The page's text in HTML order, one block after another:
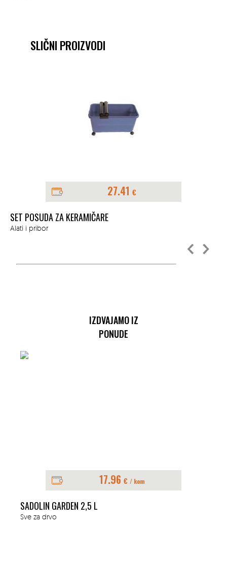
SLIČNI PROIZVODI
27.41 €
SET POSUDA ZA KERAMIČARE
Alati i pribor
IZDVAJAMO IZ
PONUDE
17.96 € / kom
SADOLIN GARDEN 2,5 L
Sve za drvo